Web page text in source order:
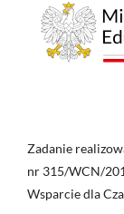
Zadanie
nr 315/WCN/
Wsparcie dla